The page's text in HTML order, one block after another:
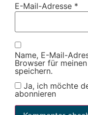
E-Mail-Adresse *
Name, E-Mail-
Browser für
speichern.
Ja, ich möchte
abonnieren